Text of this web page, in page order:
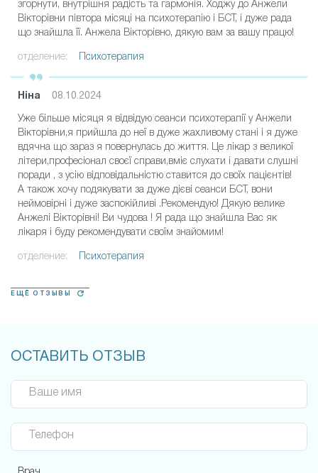
згорнути, внутрішня радість та гармонія. Ходжу до Анжели
Вікторівни півтора місяці на психотерапію і БСТ, і дуже рада
що знайшла її. Анжела Вікторівно, дякую вам за вашу працю!
отделение: Психотерапия
Ніна 08.10.2024
Уже більше місяця я відвідую сеанси психотерапії у Анжели
Вікторівни,я прийшла до неї в дуже жахливому стані і я дуже
вдячна що зараз я повернулась до життя. Це лікар з великої
літери,професіонал своєї справи,вміє слухати і давати слушні
поради , з усію відповідальністю ставится до своїх пацієнтів!
А також хочу подякувати за дуже дієві сеанси БСТ, вони
неймовірні і дуже заспокійливі .Рекомендую! Дякую велике
Анжелі Вікторівні! Ви чудова ! Я рада що знайшла Вас як
лікаря і буду рекомендувати своїм знайомим!
отделение: Психотерапия
ЕЩЁ ОТЗЫВЫ
ОСТАВИТЬ ОТЗЫВ
Ваше имя
Телефон